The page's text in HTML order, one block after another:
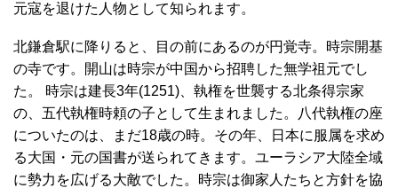
元寇を退けた人物として知られます。
北鎌倉駅に降りると、目の前にあるのが円覚寺。時宗開基
の寺です。開山は時宗が中国から招聘した無学祖元でし
た。 時宗は建長3年(1251)、執権を世襲する北条得宗家
の、五代執権時頼の子として生まれました。八代執権の座
についたのは、まだ18歳の時。その年、日本に服属を求め
る大国・元の国書が送られてきます。ユーラシア大陸全域
に勢力を広げる大敵でした。時宗は御家人たちと方針を協